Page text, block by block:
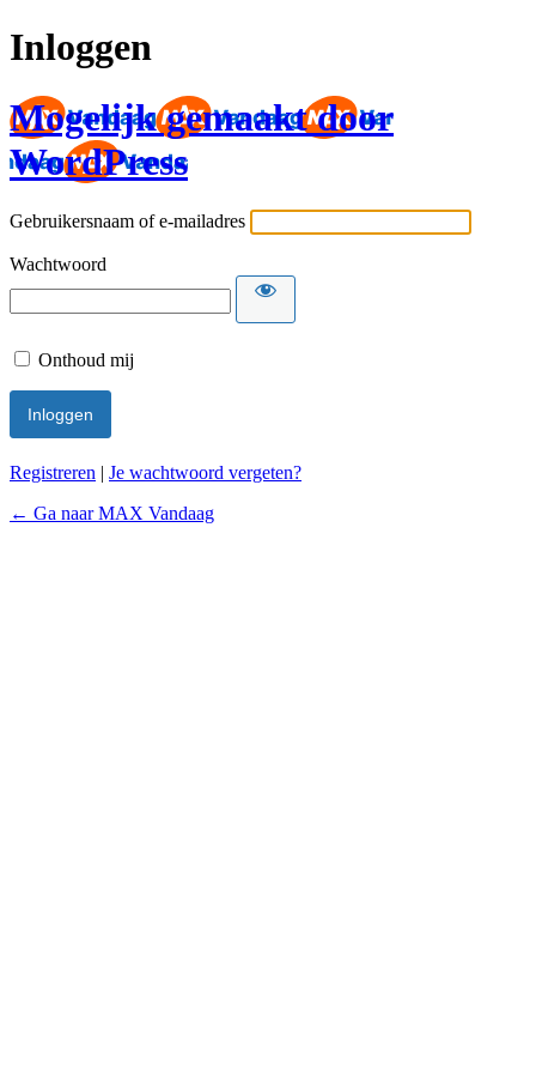
Inloggen
Mogelijk gemaakt door
WordPress
Gebruikersnaam of e-mailadres
Wachtwoord
Onthoud mij
Registreren | Je wachtwoord vergeten?
← Ga naar MAX Vandaag